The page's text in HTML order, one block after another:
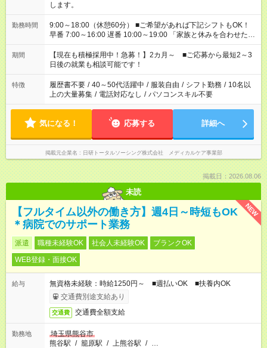
します。
勤務時間
9:00～18:00（休憩60分） ■ご希望があれば下記シフトもOK！
早番 7:00～16:00 遅番 10:00～19:00 「家族と休みを合わせた
い」 「余裕を持って夕飯の準備がしたい」 「できれば残業はし
たくない」 など、ご希望を教えてくださいね。 ※Wワーク希望
の方へ 今ご覧のお仕事で希望する勤務時間と、もう1つのお仕事
の勤務時間。 合計で週40時間を超える場合は応募できません。
期間
【現在も積極採用中！急募！】2カ月～ ■ご応募から最短2～3
日後の就業も相談可能です！
特徴 履歴書不要 / 40～50代活躍中 / 服装自由 / シフト勤務 / 10名以
上の大量募集 / 電話対応なし / パソコンスキル不要
気になる！ 応募する 詳細へ
掲載元企業名 日研トータルソーシング株式会社 メディカルケア事業部
掲載日：2026.08.06
未読
NEW
【フルタイム以外の働き方】週4日～時短もOK
＊病院でのサポート業務
派遣 職種未経験OK 社会人未経験OK
ブランクOK
WEB登録・面接OK
給与
無資格未経験：時給1250円～ ■週払いOK ■扶養内OK
交通費別途支給あり
交通費 交通費全額支給
勤務地
埼玉県熊谷市
熊谷駅 / 籠原駅 / 上熊谷駅 / …